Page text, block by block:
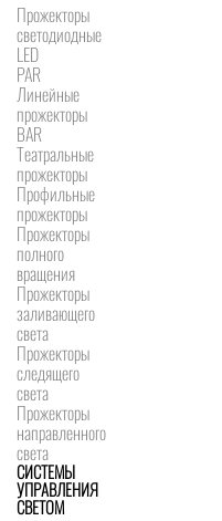
Прожекторы
светодиодные
LED
PAR
Линейные
прожекторы
BAR
Театральные
прожекторы
Профильные
прожекторы
Прожекторы
полного
вращения
Прожекторы
заливающего
света
Прожекторы
следящего
света
Прожекторы
направленного
света
СИСТЕМЫ
УПРАВЛЕНИЯ
СВЕТОМ